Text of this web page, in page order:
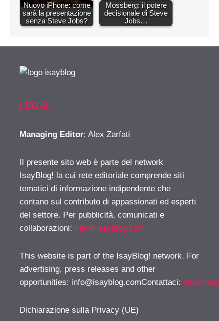
Nuovo iPhone: come
sarà la presentazione
senza Steve Jobs?
Mossberg: il potere
decisionale di Steve
Jobs…
LEGAL
Managing Editor: Alex Zarfati
Il presente sito web è parte del network
IsayBlog! la cui rete editoriale comprende siti
tematici di informazione indipendente che
contano sul contributo di appassionati ed esperti
del settore. Per pubblicità, comunicati e
collaborazioni: info@isayblog.com
This website is part of the IsayBlog! network. For
advertising, press releases and other
opportunities: info@isayblog.comContattaci:
Dichiarazione sulla Privacy (UE)